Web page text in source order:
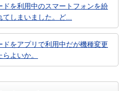
ドを利用中のスマートフォンを紛
しまいました。ど...
ドをアプリで利用中だが機種変更
よいか。